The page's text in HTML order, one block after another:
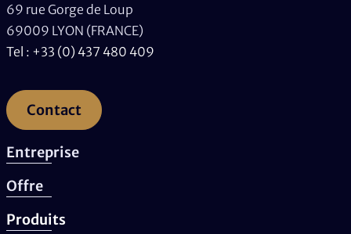
69 rue Gorge de Loup
69009 LYON (FRANCE)
Tel : +33 (0) 437 480 409
Contact
Entreprise
Offre
Produits